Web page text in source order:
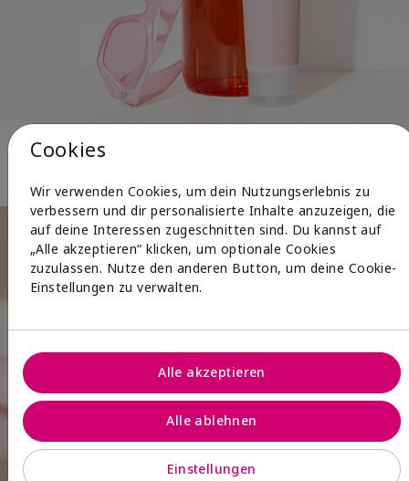
Cookies
Wir verwenden Cookies, um dein Nutzungserlebnis zu
verbessern und dir personalisierte Inhalte anzuzeigen, die
auf deine Interessen zugeschnitten sind. Du kannst auf
„Alle akzeptieren“ klicken, um optionale Cookies
zuzulassen. Nutze den anderen Button, um deine Cookie-
Einstellungen zu verwalten.
Einstellungen
Alle ablehnen
Alle akzeptieren